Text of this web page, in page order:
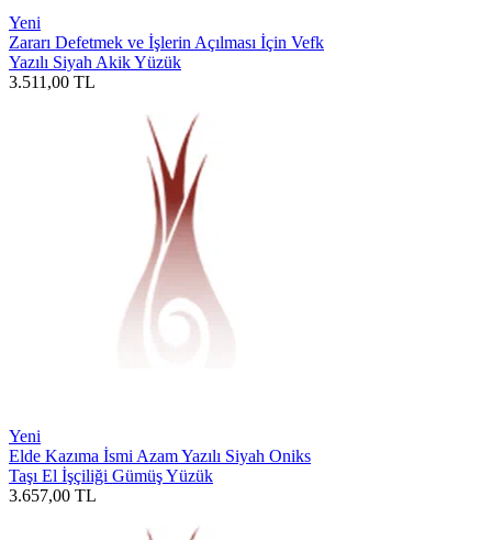
Yeni
Zararı Defetmek ve İşlerin Açılması İçin Vefk
Yazılı Siyah Akik Yüzük
3.511,00 TL
Yeni
Elde Kazıma İsmi Azam Yazılı Siyah Oniks
Taşı El İşçiliği Gümüş Yüzük
3.657,00 TL